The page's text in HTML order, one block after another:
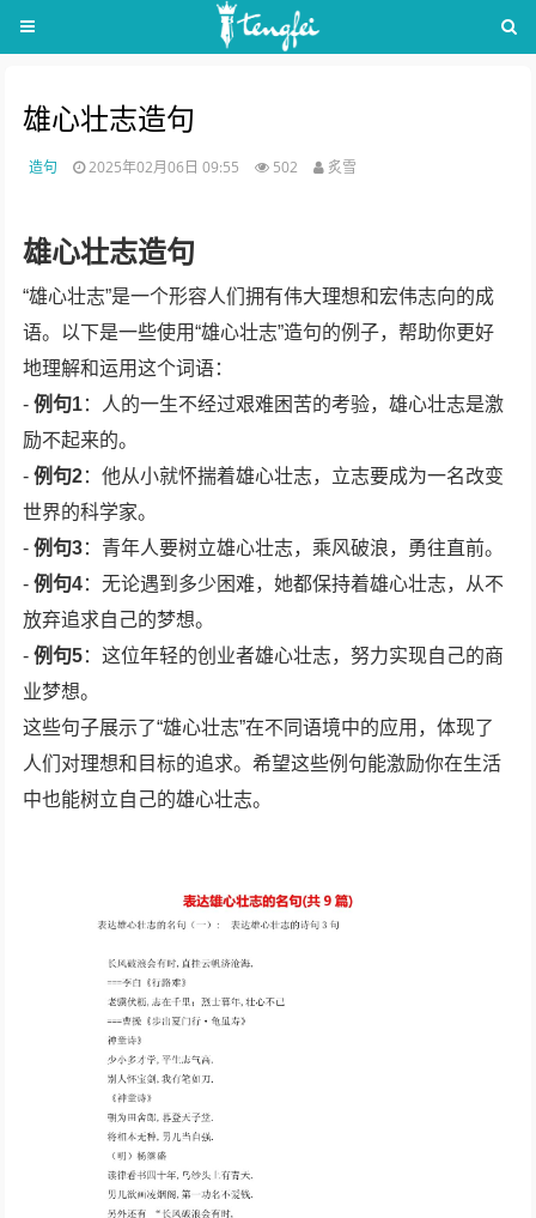
雄心壮志造句
造句 2025年02月06日 09:55 502 炙雪
雄心壮志造句
“雄心壮志”是一个形容人们拥有伟大理想和宏伟志向的成
语。以下是一些使用“雄心壮志”造句的例子，帮助你更好
地理解和运用这个词语：
-例句1：人的一生不经过艰难困苦的考验，雄心壮志是激
励不起来的。
-例句2：他从小就怀揣着雄心壮志，立志要成为一名改变
世界的科学家。
-例句3：青年人要树立雄心壮志，乘风破浪，勇往直前。
-例句4：无论遇到多少困难，她都保持着雄心壮志，从不
放弃追求自己的梦想。
-例句5：这位年轻的创业者雄心壮志，努力实现自己的商
业梦想。
这些句子展示了“雄心壮志”在不同语境中的应用，体现了
人们对理想和目标的追求。希望这些例句能激励你在生活
中也能树立自己的雄心壮志。